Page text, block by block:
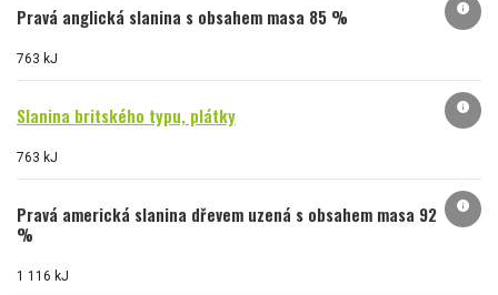
Pravá anglická slanina s obsahem masa 85 %
763 kJ
info
Slanina britského typu, plátky
763 kJ
info
Pravá americká slanina dřevem uzená s obsahem masa 92
%
1 116 kJ
info